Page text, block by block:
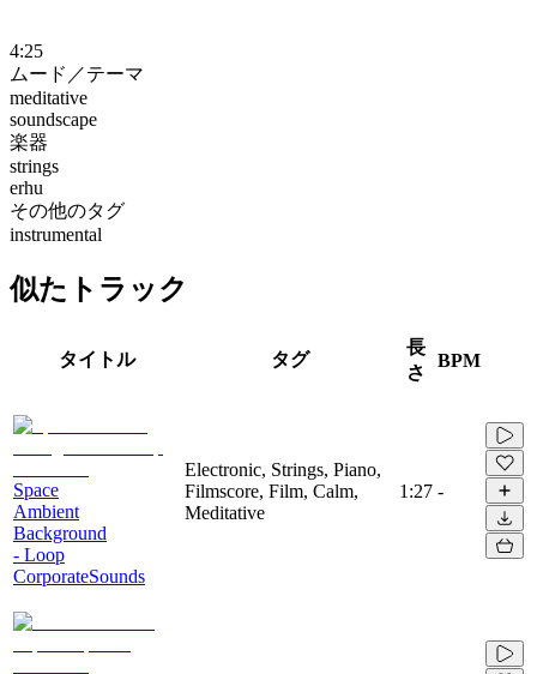
4:25
ムード／テーマ
meditative
soundscape
楽器
strings
erhu
その他のタグ
instrumental
似たトラック
タイトル タグ
長
さ
BPM
Space
Ambient
Background
- Loop
CorporateSounds
Electronic, Strings, Piano,
Filmscore, Film, Calm,
Meditative
1:27 -